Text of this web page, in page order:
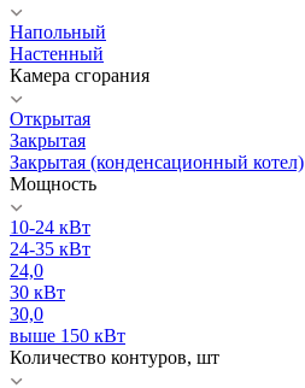
Напольный
Настенный
Камера сгорания
Открытая
Закрытая
Закрытая (конденсационный котел)
Мощность
10-24 кВт
24-35 кВт
24,0
30 кВт
30,0
выше 150 кВт
Количество контуров, шт